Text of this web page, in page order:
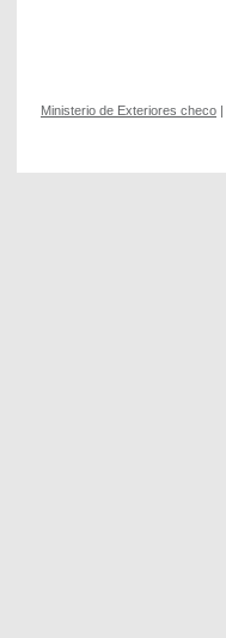
Ministerio de Exteriores checo |